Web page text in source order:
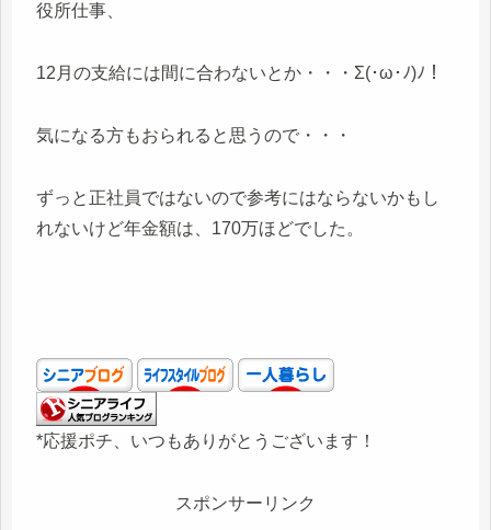
役所仕事、
12月の支給には間に合わないとか・・・Σ(･ω･ﾉ)ﾉ！
気になる方もおられると思うので・・・
ずっと正社員ではないので参考にはならないかもし
れないけど年金額は、170万ほどでした。
*応援ポチ、いつもありがとうございます！
スポンサーリンク